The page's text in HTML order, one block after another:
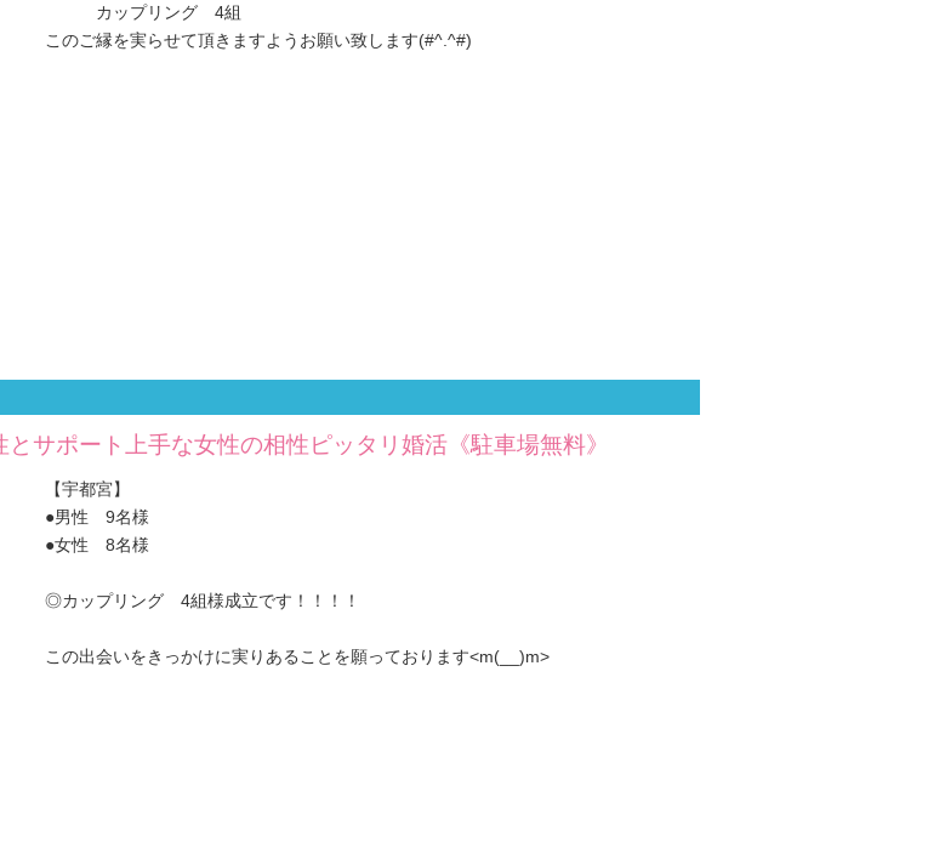
カップリング 4組
このご縁を実らせて頂きますようお願い致します(#^.^#)
とサポート上手な女性の相性ピッタリ婚活《駐車場無料》
【宇都宮】
●男性 9名様
●女性 8名様
◎カップリング 4組様成立です！！！！
この出会いをきっかけに実りあることを願っております<m(__)m>